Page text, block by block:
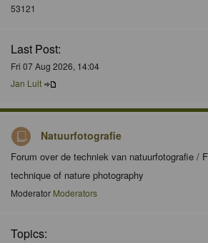
53121
Last Post:
Fri 07 Aug 2026, 14:04
Jan Luit
Natuurfotografie
Forum over de techniek van natuurfotografie /
technique of nature photography
Moderator Moderators
Topics: